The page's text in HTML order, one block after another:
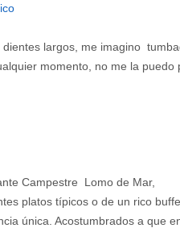
largos, me imagino
momento, no me la puedo
Campestre Lomo de Mar,
platos típicos o de un rico
única. Acostumbrados a que